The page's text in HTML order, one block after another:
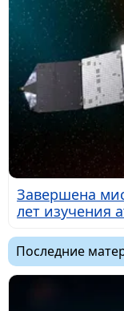
Завершена
лет изучения
Последние